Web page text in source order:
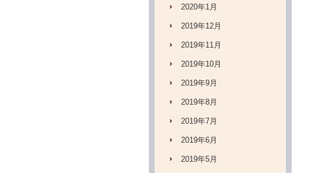
2020年1月
2019年12月
2019年11月
2019年10月
2019年9月
2019年8月
2019年7月
2019年6月
2019年5月